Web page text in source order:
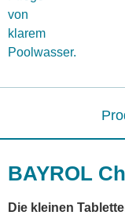
von
klarem
Poolwasser.
BAYROL
Die kleinen